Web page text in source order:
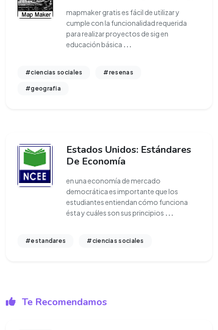
mapmaker gratis es fácil de utilizar y
cumple con la funcionalidad requerida
para realizar proyectos de sig en
educación básica ...
#ciencias sociales #resenas
#geografia
Estados Unidos: Estándares
De Economía
en una economía de mercado
democrática es importante que los
estudiantes entiendan cómo funciona
ésta y cuáles son sus principios ...
#estandares #ciencias sociales
Te Recomendamos